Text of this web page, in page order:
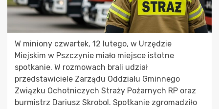
W miniony czwartek, 12 lutego, w Urzędzie
Miejskim w Pszczynie miało miejsce istotne
spotkanie. W rozmowach brali udział
przedstawiciele Zarządu Oddziału Gminnego
Związku Ochotniczych Straży Pożarnych RP oraz
burmistrz Dariusz Skrobol. Spotkanie zgromadziło